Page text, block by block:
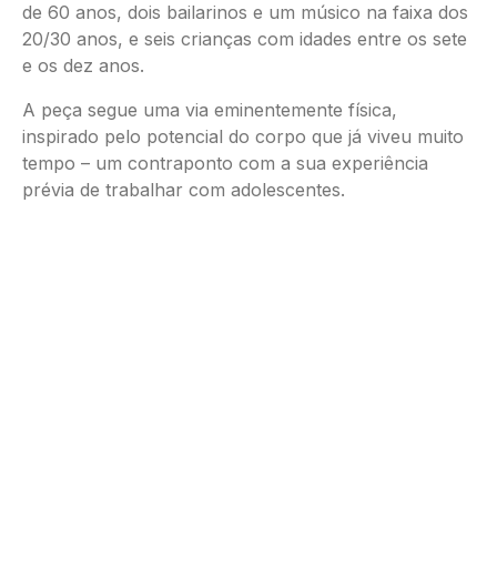
de 60 anos, dois bailarinos e um músico na faixa dos
20/30 anos, e seis crianças com idades entre os sete
e os dez anos.
A peça segue uma via eminentemente física,
inspirado pelo potencial do corpo que já viveu muito
tempo – um contraponto com a sua experiência
prévia de trabalhar com adolescentes.